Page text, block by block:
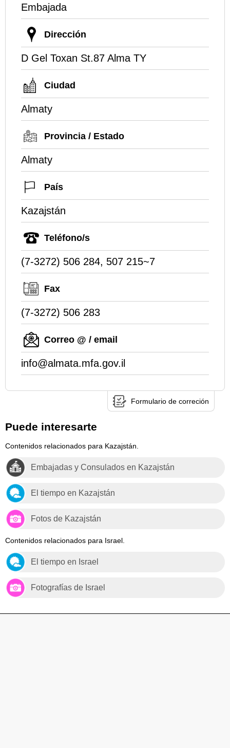
Embajada
Dirección
D Gel Toxan St.87 Alma TY
Ciudad
Almaty
Provincia / Estado
Almaty
País
Kazajstán
Teléfono/s
(7-3272) 506 284, 507 215~7
Fax
(7-3272) 506 283
Correo @ / email
info@almata.mfa.gov.il
Formulario de correción
Puede interesarte
Contenidos relacionados para Kazajstán.
Embajadas y Consulados en Kazajstán
El tiempo en Kazajstán
Fotos de Kazajstán
Contenidos relacionados para Israel.
El tiempo en Israel
Fotografías de Israel